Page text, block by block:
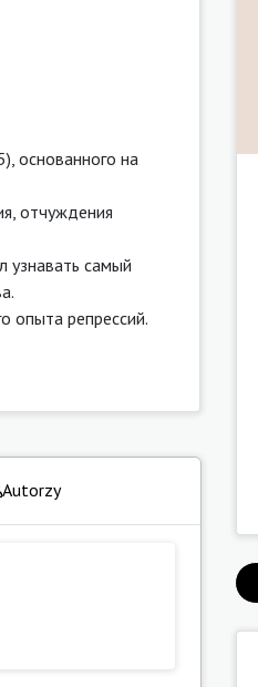
основанного на
отчуждения
узнавать самый
опыта репрессий.
Autorzy